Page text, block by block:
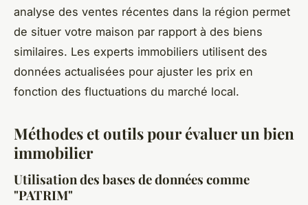
analyse des ventes récentes dans la région permet
de situer votre maison par rapport à des biens
similaires. Les experts immobiliers utilisent des
données actualisées pour ajuster les prix en
fonction des fluctuations du marché local.
Méthodes et outils pour évaluer un bien
immobilier
Utilisation des bases de données comme
"PATRIM"